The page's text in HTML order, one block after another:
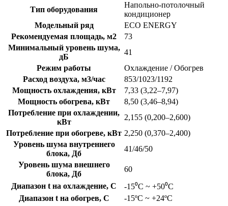
Тип оборудования
Напольно-потолочный
кондиционер
Модельный ряд
ECO ENERGY
Рекомендуемая площадь, м2
73
Минимальный уровень шума,
дБ
41
Режим работы
Охлаждение / Обогрев
Расход воздуха, м3/час
853/1023/1192
Мощность охлаждения, кВт
7,33 (3,22–7,97)
Мощность обогрева, кВт
8,50 (3,46–8,94)
Потребление при охлаждении,
кВт
2,155 (0,200–2,600)
Потребление при обогреве, кВт 2,250 (0,370–2,400)
Уровень шума внутреннего
блока, Дб
41/46/50
Уровень шума внешнего
блока, Дб
60
Диапазон t на охлаждение, C
-15⁰С ~ +50⁰С
Диапазон t на обогрев, C
-15ºC ~ +24ºC